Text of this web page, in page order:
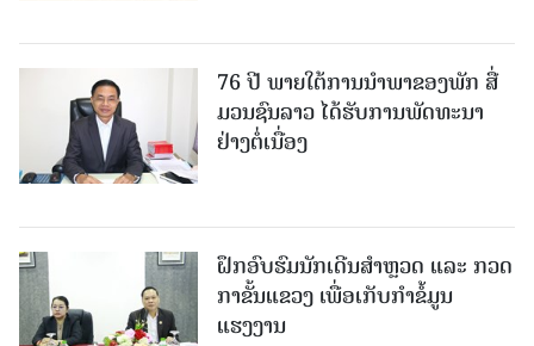
76 ປີ ພາຍໃຕ້ການນໍາພາຂອງພັກ ສື່
ມວນຊົນລາວ ໄດ້ຮັບການພັດທະນາ
ຢ່າງຕໍ່ເນື່ອງ
ຝຶກອົບຮົມນັກເດີນສຳຫຼວດ ແລະ ກວດ
ກາຂັ້ນແຂວງ ເພື່ອເກັບກຳຂໍ້ມູນ
ແຮງງານ